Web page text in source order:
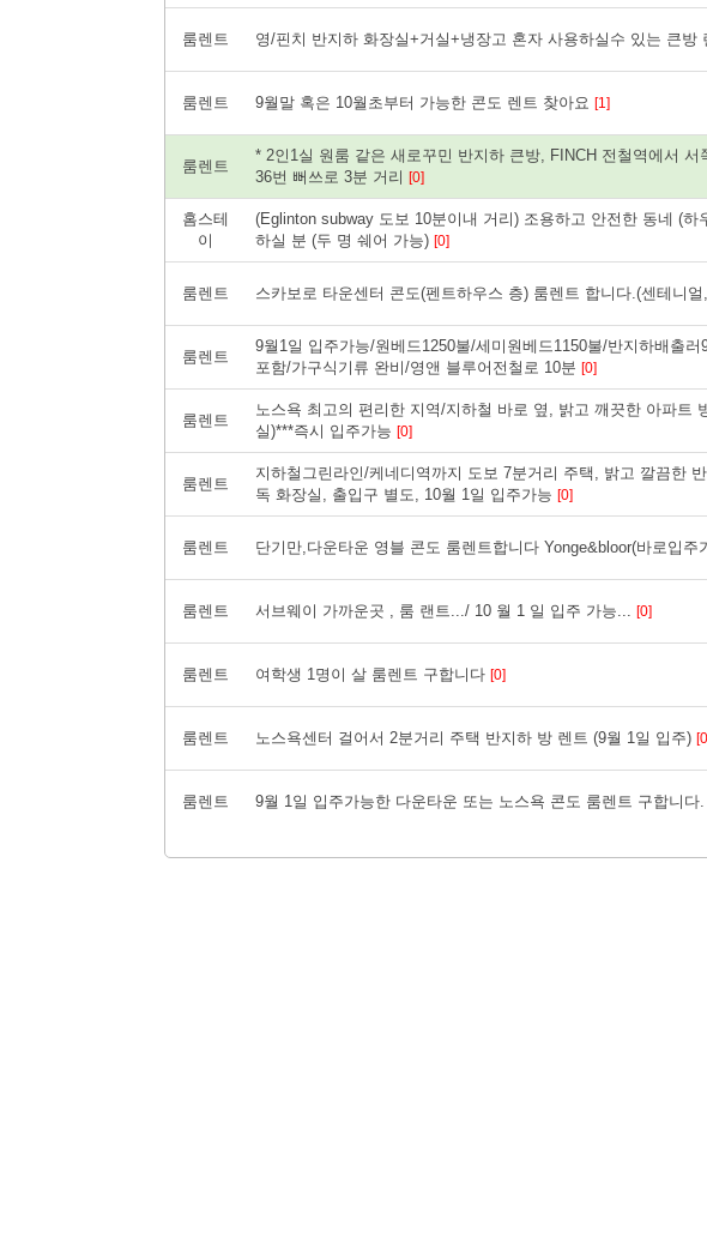
룸렌트 영/핀치 반지하 화장실+거실+냉장고 혼자 사용하실수 있는 큰방
룸렌트 9월말 혹은 10월초부터 가능한 콘도 렌트 찾아요 [1]
룸렌트
* 2인1실 원룸 같은 새로꾸민 반지하 큰방, FINCH 전철역에서 서
36번 뻐쓰로 3분 거리 [0]
홈스테
이
( Eglinton subway 도보 10분이내 거리) 조용하고 안전한 동네 (하
하실 분 (두 명 쉐어 가능) [0]
룸렌트 스카보로 타운센터 콘도(펜트하우스 층) 룸렌트 합니다.(센테니
룸렌트
9월1일 입주가능/원베드1250불/세미원베드1150불/반지하배출러
포함/가구식기류 완비/영앤 블루어전철로 10분 [0]
룸렌트
노스욕 최고의 편리한 지역/지하철 바로 옆, 밝고 깨끗한 아파트
실)***즉시 입주가능 [0]
룸렌트
지하철그린라인/케네디역까지 도보 7분거리 주택, 밝고 깔끔한
독 화장실, 출입구 별도, 10월 1일 입주가능 [0]
룸렌트 단기만,다운타운 영블 콘도 룸렌트합니다 Yonge&bloor(바로입주
룸렌트 서브웨이 가까운곳 , 룸 랜트.../ 10 월 1 일 입주 가능... [0]
룸렌트 여학생 1명이 살 룸렌트 구합니다 [0]
룸렌트 노스욕센터 걸어서 2분거리 주택 반지하 방 렌트 (9월 1일 입주)
룸렌트 9월 1일 입주가능한 다운타운 또는 노스욕 콘도 룸렌트 구합니다.